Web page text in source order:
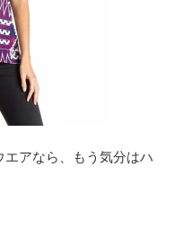
アなら、もう気分はハ